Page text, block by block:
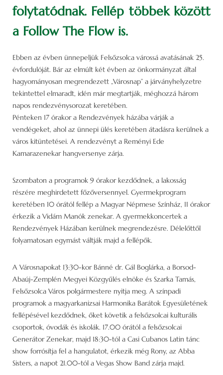
folytatódnak. Fellép többek között
a Follow The Flow is.
Ebben az évben ünnepeljük Felsőzsolca várossá avatásának 25.
évfordulóját. Bár az elmúlt két évben az önkormányzat által
hagyományosan megrendezett „Városnap” a járványhelyzetre
tekintettel elmaradt, idén már megtartják, méghozzá három
napos rendezvénysorozat keretében.
Pénteken 17 órakor a Rendezvények házába várják a
vendégeket, ahol az ünnepi ülés keretében átadásra kerülnek a
város kitüntetései. A rendezvényt a Reményi Ede
Kamarazenekar hangversenye zárja.
Szombaton a programok 9 órakor kezdődnek, a lakosság
részére meghirdetett főzőversennyel. Gyermekprogram
keretében 10 órától fellép a Magyar Népmese Színház, 11 órakor
érkezik a Vidám Manók zenekar. A gyermekkoncertek a
Rendezvények Házában kerülnek megrendezésre. Délelőttől
folyamatosan egymást váltják majd a fellépők.
A Városnapokat 13:30-kor Bánné dr. Gál Boglárka, a Borsod-
Abaúj-Zemplén Megyei Közgyűlés elnöke és Szarka Tamás,
Felsőzsolca Város polgármestere nyitja meg. A színpadi
programok a magyarkanizsai Harmonika Barátok Egyesületének
fellépésével kezdődnek, őket követik a felsőzsolcai kulturális
csoportok, óvodák és iskolák. 17.00 órától a felsőzsolcai
Generátor Zenekar, majd 18:30-tól a Casi Cubanos Latin tánc
show forrósítja fel a hangulatot, érkezik még Rony, az Abba
Sisters, a napot 21.00-tól a Vegas Show Band zárja majd.